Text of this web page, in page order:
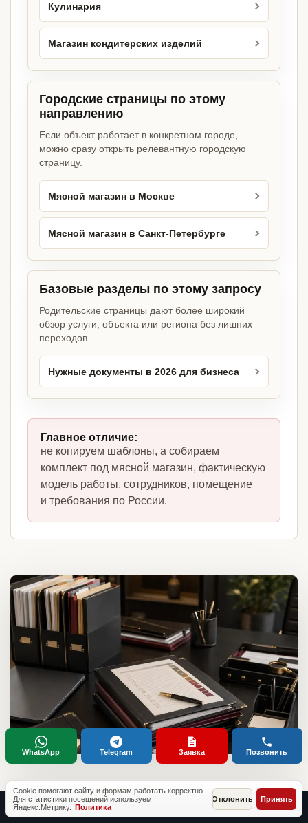
Кулинария
Магазин кондитерских изделий
Городские страницы по этому
направлению
Если объект работает в конкретном городе,
можно сразу открыть релевантную городскую
страницу.
Мясной магазин в Москве
Мясной магазин в Санкт-Петербурге
Базовые разделы по этому запросу
Родительские страницы дают более широкий
обзор услуги, объекта или региона без лишних
переходов.
Нужные документы в 2026 для бизнеса
Главное отличие:
не копируем шаблоны, а собираем
комплект под мясной магазин, фактическую
модель работы, сотрудников, помещение
и требования по России.
Cookie помогают сайту и формам работать корректно.
Для статистики посещений используем
Яндекс.Метрику. Политика
Отклонить Принять
WhatsApp Telegram Заявка Позвонить